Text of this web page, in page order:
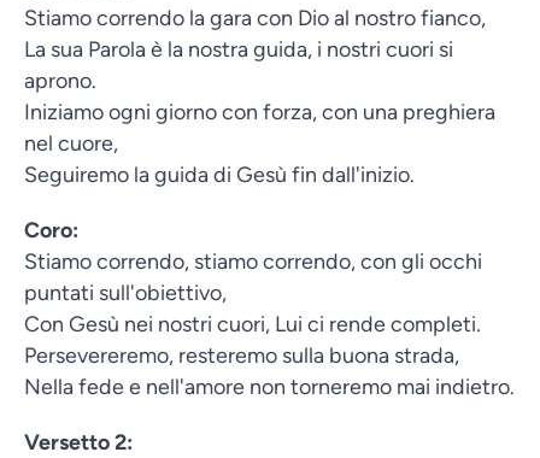
Stiamo correndo la gara con Dio al nostro fianco,
La sua Parola è la nostra guida, i nostri cuori si
aprono.
Iniziamo ogni giorno con forza, con una preghiera
nel cuore,
Seguiremo la guida di Gesù fin dall'inizio.
Coro:
Stiamo correndo, stiamo correndo, con gli occhi
puntati sull'obiettivo,
Con Gesù nei nostri cuori, Lui ci rende completi.
Persevereremo, resteremo sulla buona strada,
Nella fede e nell'amore non torneremo mai indietro.
Versetto 2: